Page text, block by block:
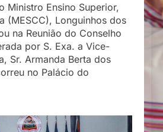
Ministro Ensino Superior,
(MESCC), Longuinhos dos
na Reunião do Conselho
por S. Exa. a Vice-
Sr. Armanda Berta dos
no Palácio do